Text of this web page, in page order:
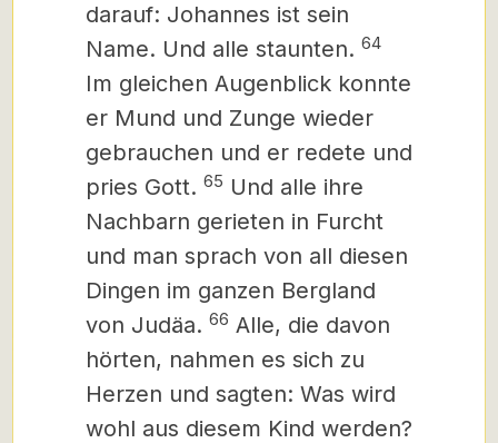
darauf: Johannes ist sein
Name. Und alle staunten. 64
Im gleichen Augenblick konnte
er Mund und Zunge wieder
gebrauchen und er redete und
pries Gott. 65 Und alle ihre
Nachbarn gerieten in Furcht
und man sprach von all diesen
Dingen im ganzen Bergland
von Judäa. 66 Alle, die davon
hörten, nahmen es sich zu
Herzen und sagten: Was wird
wohl aus diesem Kind werden?